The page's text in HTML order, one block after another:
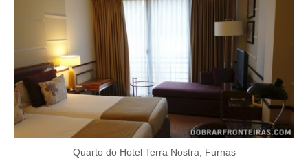
Quarto do Hotel Terra Nostra, Furnas